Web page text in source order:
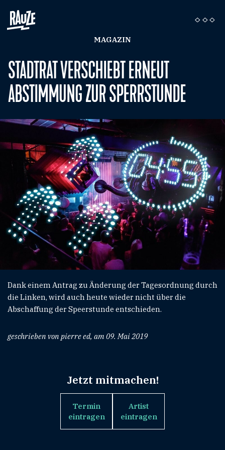
MAGAZIN
STADTRAT VERSCHIEBT ERNEUT
ABSTIMMUNG ZUR SPERRSTUNDE
Dank einem Antrag zu Änderung der Tagesordnung durch
die Linken, wird auch heute wieder nicht über die
Abschaffung der Speerstunde entschieden.
geschrieben von pierre ed, am 09. Mai 2019
Jetzt mitmachen!
Termin
eintragen
Artist
eintragen